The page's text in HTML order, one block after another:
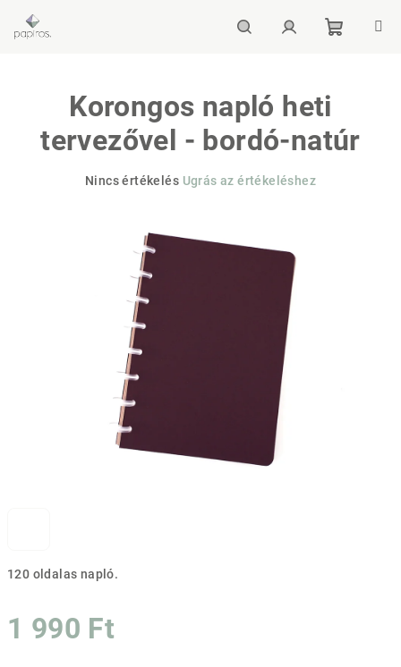
120 oldalas napló.
1 990 Ft
Korongos napló heti
tervezővel - bordó-natúr
A
értékelése
csillag.
Nincs értékelés Ugrás az értékeléshez